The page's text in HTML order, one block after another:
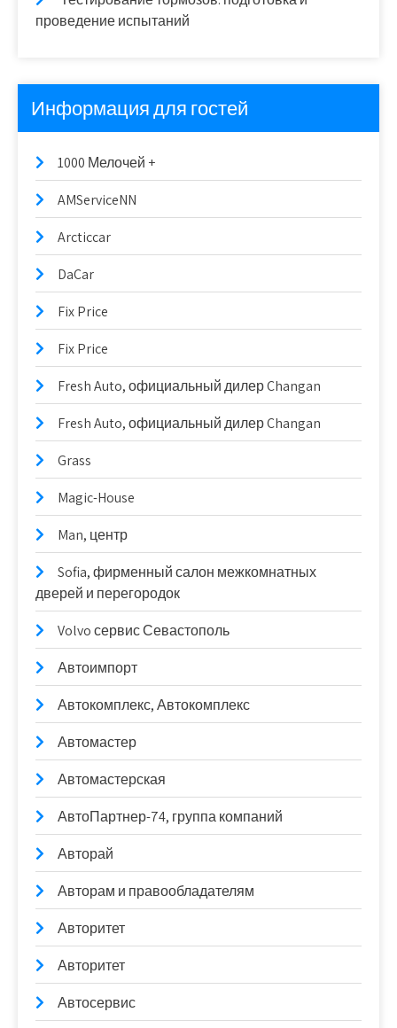
проведение испытаний
Информация для гостей
1000 Мелочей +
AMServiceNN
Arcticcar
DaCar
Fix Price
Fix Price
Fresh Auto, официальный дилер Changan
Fresh Auto, официальный дилер Changan
Grass
Magic-House
Man, центр
Sofia, фирменный салон межкомнатных
дверей и перегородок
Volvo сервис Севастополь
Автоимпорт
Автокомплекс, Автокомплекс
Автомастер
Автомастерская
АвтоПартнер-74, группа компаний
Авторай
Авторам и правообладателям
Авторитет
Авторитет
Автосервис